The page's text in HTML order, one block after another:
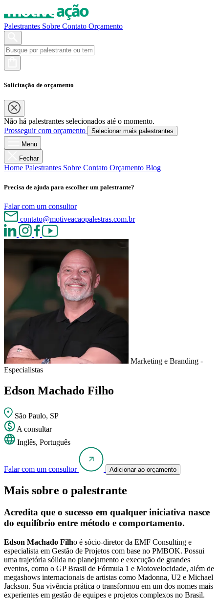
Palestrantes Sobre Contato Orçamento
Solicitação de orçamento
Não há palestrantes selecionados até o momento.
Prosseguir com orçamento
Selecionar mais palestrantes
Menu
Fechar
Home Palestrantes Sobre Contato Orçamento Blog
Precisa de ajuda para escolher um palestrante?
Falar com um consultor
contato@motiveacaopalestras.com.br
Marketing e Branding -
Especialistas
Edson Machado Filho
São Paulo, SP
A consultar
Inglês, Português
Falar com um consultor Adicionar ao orçamento
Mais sobre o palestrante
Acredita que o sucesso em qualquer iniciativa nasce
do equilíbrio entre método e comportamento.
Edson Machado Filho é sócio-diretor da EMF Consulting e
especialista em Gestão de Projetos com base no PMBOK. Possui
uma trajetória sólida no planejamento e execução de grandes
eventos, como o GP Brasil de Fórmula 1 e Motovelocidade, além de
megashows internacionais de artistas como Madonna, U2 e Michael
Jackson. Sua vivência prática o transformou em um dos nomes mais
experientes em gestão de equipes e projetos complexos no Brasil.